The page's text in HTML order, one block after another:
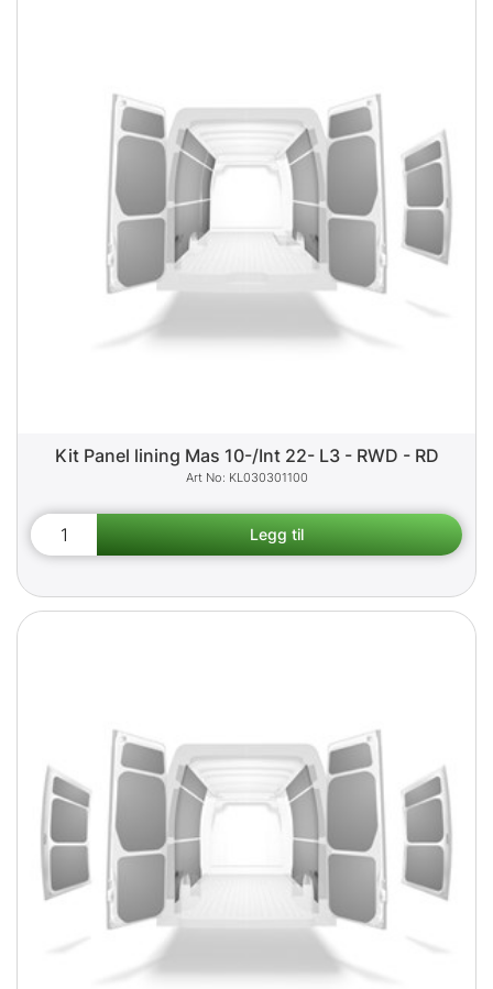
Kit Panel lining Mas 10-/Int 22- L3 - RWD - RD
KL030301100